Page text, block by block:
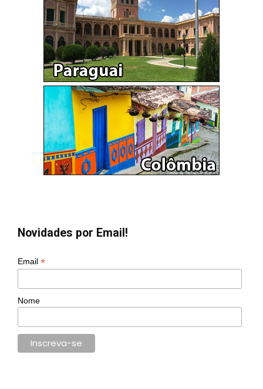
Novidades por Email!
Email *
Nome